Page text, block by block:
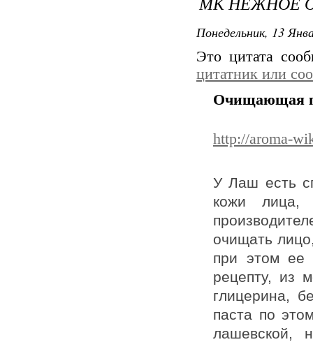
Понедельник, 13
Это цитата
цитатник или
Очищающая
http://aroma-
У Лаш есть
кожи лица,
очищать
при этом ее
рецепту, из
глицерина,
паста по
лашевской,